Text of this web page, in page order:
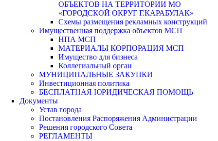
ОБЪЕКТОВ НА ТЕРРИТОРИИ МО
«ГОРОДСКОЙ ОКРУГ Г.КАРАБУЛАК»
Схемы размещения рекламных конструкций
Имущественная поддержка объектов МСП
НПА МСП
МАТЕРИАЛЫ КОРПОРАЦИЯ МСП
Имущество для бизнеса
Коллегиальный орган
МУНИЦИПАЛЬНЫЕ ЗАКУПКИ
Инвестиционная политика
БЕСПЛАТНАЯ ЮРИДИЧЕСКАЯ ПОМОЩЬ
Документы
Устав города
Постановления Распоряжения Администрации
Решения городского Совета
РЕГЛАМЕНТЫ